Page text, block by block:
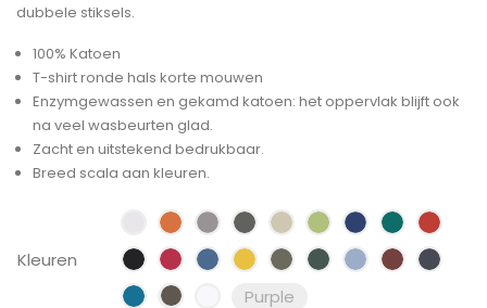
dubbele stiksels.
100% Katoen
T-shirt ronde hals korte mouwen
Enzymgewassen en gekamd katoen: het oppervlak blijft ook
na veel wasbeurten glad.
Zacht en uitstekend bedrukbaar.
Breed scala aan kleuren.
Kleuren
Purple